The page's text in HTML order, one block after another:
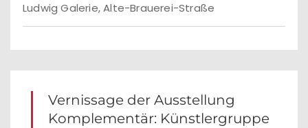
Ludwig Galerie, Alte-Brauerei-Straße
Vernissage der Ausstellung
Komplementär: Künstlergruppe